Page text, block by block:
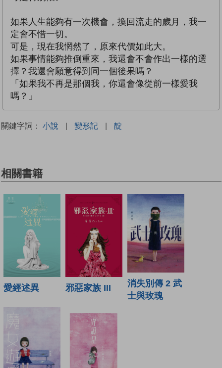
如果人生能夠有一次機會，換回流走的歲月，我一
定會不惜一切。
可是，現在我惘然了，原來代價如此大。
如果事情能夠推倒重來，我還會不會作出一樣的選
擇？我還會願意得到同一個後果嗎？
「如果我不再是那個我，你還會像從前一樣愛我
嗎？」
關鍵字詞： 小說 | 變形記 | 靛
相關書籍
愛經述異 邪惡家族 III
消失別傳 2 武
士與玫瑰